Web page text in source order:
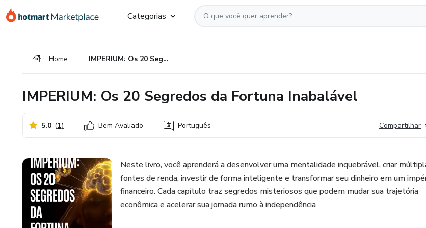
para
para
para
Categorias
Home IMPERIUM: Os 20 Segredos da Fortuna Inabalável
IMPERIUM: Os 20 Segredos da Fortuna Inabalável
5.0 (1) Bem Avaliado Português Compartilhar
Neste livro, você aprenderá a desenvolver uma mentalidade inquebrável, criar
fontes de renda, investir de forma inteligente e transformar seu dinheiro em um
financeiro. Cada capítulo traz segredos misteriosos que podem mudar sua trajetória
econômica e acelerar sua jornada rumo à independência